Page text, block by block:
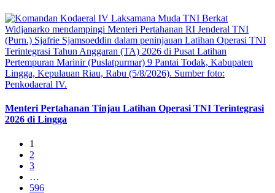
Menteri Pertahanan Tinjau Latihan Operasi TNI Terintegrasi
2026 di Lingga
1
2
3
…
596